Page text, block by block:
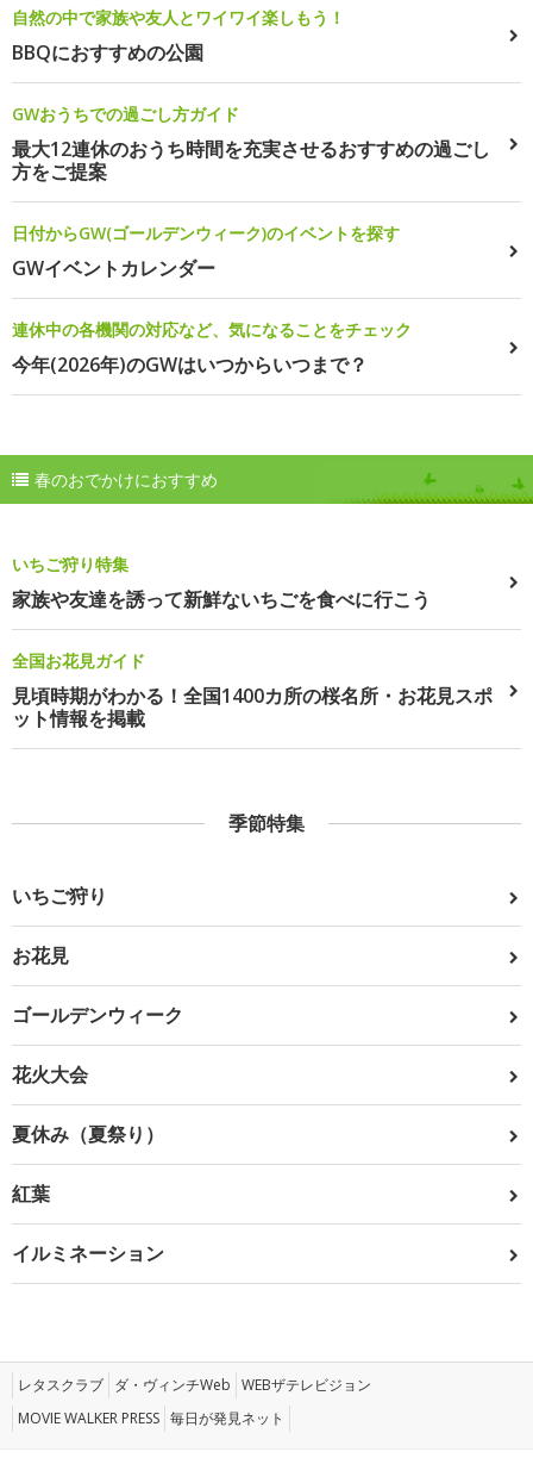
自然の中で家族や友人とワイワイ楽しもう！
BBQにおすすめの公園
GWおうちでの過ごし方ガイド
最大12連休のおうち時間を充実させるおすすめの過ごし
方をご提案
日付からGW(ゴールデンウィーク)のイベントを探す
GWイベントカレンダー
連休中の各機関の対応など、気になることをチェック
今年(2026年)のGWはいつからいつまで？
春のおでかけにおすすめ
いちご狩り特集
家族や友達を誘って新鮮ないちごを食べに行こう
全国お花見ガイド
見頃時期がわかる！全国1400カ所の桜名所・お花見スポ
ット情報を掲載
季節特集
いちご狩り
お花見
ゴールデンウィーク
花火大会
夏休み（夏祭り）
紅葉
イルミネーション
レタスクラブ ダ・ヴィンチWeb WEBザテレビジョン
MOVIE WALKER PRESS 毎日が発見ネット